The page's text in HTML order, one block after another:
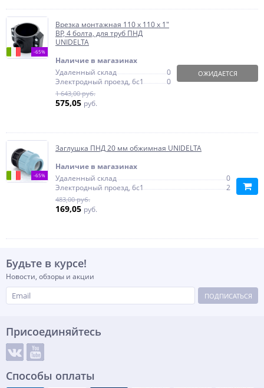
-65%
Врезка монтажная 110 x 110 х 1"
ВР, 4 болта, для труб ПНД
UNIDELTA
Наличие в магазинах
Удаленный склад
0
Электродный проезд, 6с1
0
1 643,00 руб.
575,05 руб.
ОЖИДАЕТСЯ
-65%
Заглушка ПНД 20 мм обжимная UNIDELTA
Наличие в магазинах
Удаленный склад
0
Электродный проезд, 6с1
2
483,00 руб.
169,05 руб.
Будьте в курсе!
Новости, обзоры и акции
ПОДПИСАТЬСЯ
Присоединяйтесь
Способы оплаты